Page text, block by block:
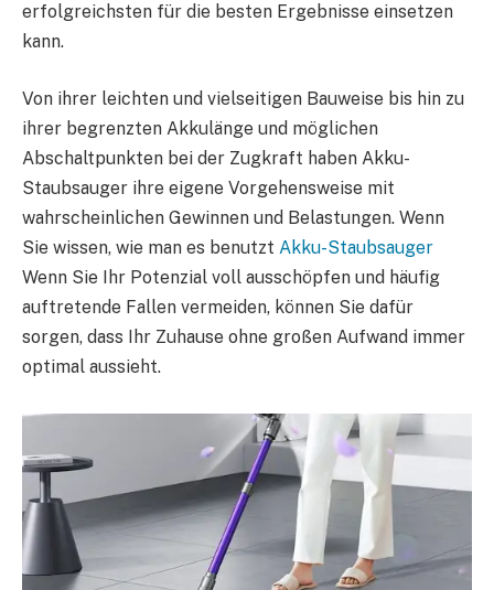
erfolgreichsten für die besten Ergebnisse einsetzen
kann.
Von ihrer leichten und vielseitigen Bauweise bis hin zu
ihrer begrenzten Akkulänge und möglichen
Abschaltpunkten bei der Zugkraft haben Akku-
Staubsauger ihre eigene Vorgehensweise mit
wahrscheinlichen Gewinnen und Belastungen. Wenn
Sie wissen, wie man es benutzt Akku-Staubsauger
Wenn Sie Ihr Potenzial voll ausschöpfen und häufig
auftretende Fallen vermeiden, können Sie dafür
sorgen, dass Ihr Zuhause ohne großen Aufwand immer
optimal aussieht.